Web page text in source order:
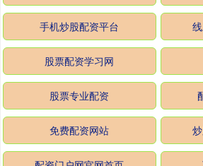
手机炒股配资平台
股票配资学习网
股票专业配资
免费配资网站